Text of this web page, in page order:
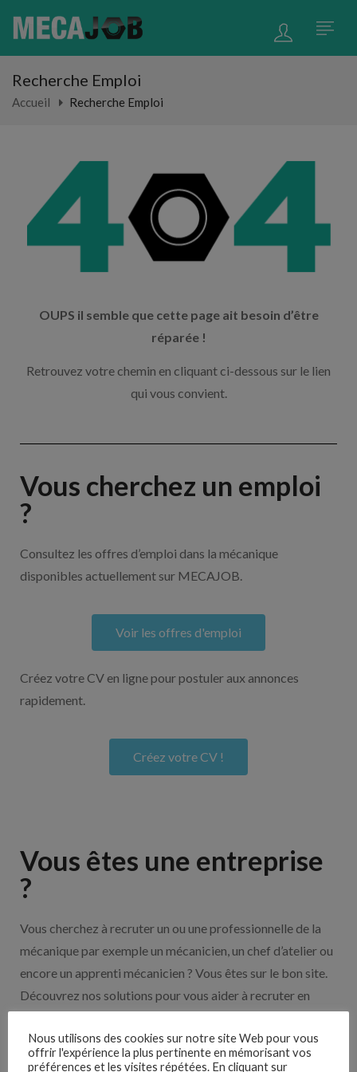
Recherche Emploi
Accueil Recherche Emploi
OUPS il semble que cette page ait besoin d’être
réparée !
Retrouvez votre chemin en cliquant ci-dessous sur le lien
qui vous convient.
Vous cherchez un emploi
?
Consultez les offres d’emploi dans la mécanique
disponibles actuellement sur MECAJOB.
Voir les offres d'emploi
Créez votre CV en ligne pour postuler aux annonces
rapidement.
Créez votre CV !
Vous êtes une entreprise
?
Vous cherchez à recruter un ou une professionnelle de la
mécanique par exemple un mécanicien, un chef d’atelier ou
encore un apprenti mécanicien ? Vous êtes sur le bon site.
Découvrez nos solutions pour vous aider à recruter en
Nous utilisons des cookies sur notre site Web pour vous
offrir l'expérience la plus pertinente en mémorisant vos
préférences et les visites répétées. En cliquant sur